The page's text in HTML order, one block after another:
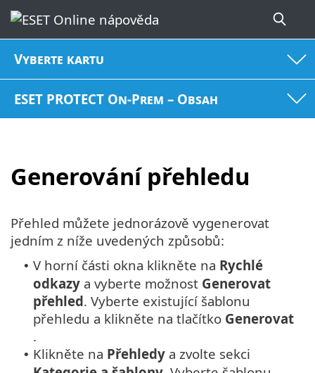
Vyberte kartu
ESET PROTECT On-Prem – Obsah
Generování přehledu
Přehled můžete jednorázově vygenerovat
jedním z níže uvedených způsobů:
• V horní části okna klikněte na Rychlé
odkazy a vyberte možnost Generovat
přehled. Vyberte existující šablonu
přehledu a klikněte na tlačítko Generovat
.
• Klikněte na Přehledy a zvolte sekci